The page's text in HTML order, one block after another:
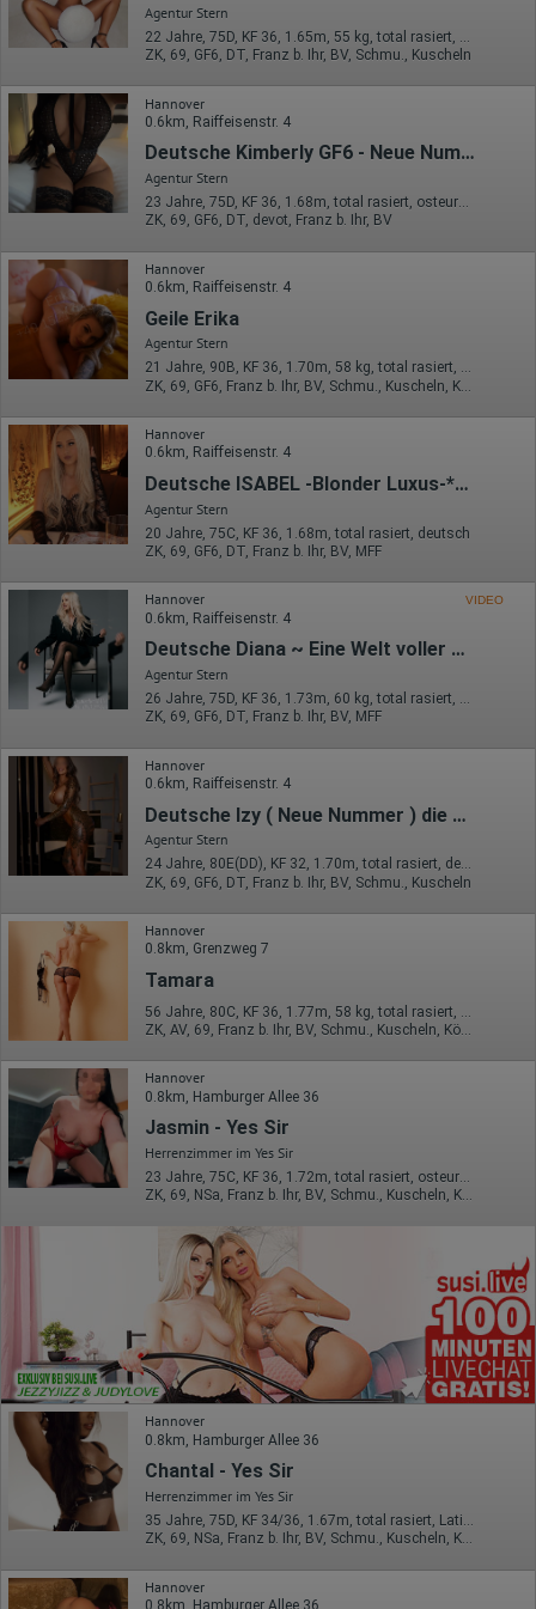
Agentur Stern
ZK, 69, GF6, DT, Franz b. Ihr, BV, Schmu., Kuscheln
Hannover
0.6km, Raiffeisenstr. 4
Deutsche Kimberly GF6 - Neue Nummer
Agentur Stern
23 Jahre, 75D, KF 36, 1.68m, total rasiert, osteuropäisch
ZK, 69, GF6, DT, devot, Franz b. Ihr, BV
Hannover
0.6km, Raiffeisenstr. 4
Geile Erika
Agentur Stern
21 Jahre, 90B, KF 36, 1.70m, 58 kg, total rasiert, osteuropäisch
Hannover
0.6km, Raiffeisenstr. 4
Deutsche ISABEL -Blonder Luxus-*Nur bis 08.08.*
Agentur Stern
20 Jahre, 75C, KF 36, 1.68m, total rasiert, deutsch
ZK, 69, GF6, DT, Franz b. Ihr, BV, MFF
Hannover VIDEO
0.6km, Raiffeisenstr. 4
Deutsche Diana ~ Eine Welt voller Stil & Raffinesse - ab 09.08.
Agentur Stern
26 Jahre, 75D, KF 36, 1.73m, 60 kg, total rasiert, deutsch
ZK, 69, GF6, DT, Franz b. Ihr, BV, MFF
Hannover
0.6km, Raiffeisenstr. 4
Deutsche Izy ( Neue Nummer ) die Woche
Agentur Stern
24 Jahre, 80E(DD), KF 32, 1.70m, total rasiert, deutsch
ZK, 69, GF6, DT, Franz b. Ihr, BV, Schmu., Kuscheln
Hannover
0.8km, Grenzweg 7
Tamara
ZK, AV, 69, Franz b. Ihr, BV, Schmu., Kuscheln, Körperküs.
Hannover
0.8km, Hamburger Allee 36
Jasmin - Yes Sir
Herrenzimmer im Yes Sir
23 Jahre, 75C, KF 36, 1.72m, total rasiert, osteuropäisch
ZK, 69, NSa, Franz b. Ihr, BV, Schmu., Kuscheln, Körperküs.
Hannover
0.8km, Hamburger Allee 36
Chantal - Yes Sir
Herrenzimmer im Yes Sir
35 Jahre, 75D, KF 34/36, 1.67m, total rasiert, Latina
ZK, 69, NSa, Franz b. Ihr, BV, Schmu., Kuscheln, Körperküs.
Hannover
0.8km, Hamburger Allee 36